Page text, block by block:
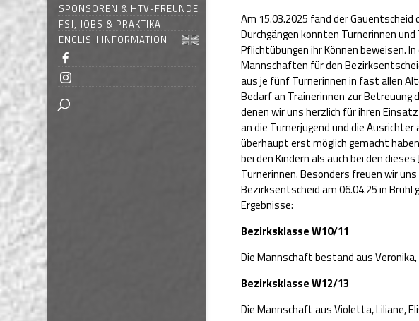
SPONSOREN & HTV-FREUNDE
FSJ, JOBS & PRAKTIKA
ENGLISH INFORMATION
Am 15.03.2025 fand der
Durchgängen konnten Turnerinnen
Pflichtübungen ihr Können beweisen.
Mannschaften für den
aus je fünf Turnerinnen in fast allen
Bedarf an Trainerinnen zur Betreuung
denen wir uns herzlich für ihren
an die Turnerjugend und die
überhaupt erst möglich gemacht
bei den Kindern als auch bei den
Turnerinnen. Besonders freuen wir
Bezirksentscheid am 06.04.25 in
Ergebnisse:
Bezirksklasse W10/11
Die Mannschaft bestand aus Veronika,
Bezirksklasse W12/13
Die Mannschaft aus Violetta, Liliane,